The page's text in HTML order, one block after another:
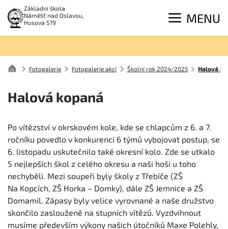
Základní škola
Náměšť nad Oslavou,
Husova 579
MENU
Fotogalerie Fotogalerie akcí Školní rok 2024/2025 Halová
Halová kopaná
Po vítězství v okrskovém kole, kde se chlapcům z 6. a 7.
ročníku povedlo v konkurenci 6 týmů vybojovat postup, se
6. listopadu uskutečnilo také okresní kolo. Zde se utkalo
5 nejlepších škol z celého okresu a naši hoši u toho
nechyběli. Mezi soupeři byly školy z Třebíče (ZŠ
Na Kopcích, ZŠ Horka – Domky), dále ZŠ Jemnice a ZŠ
Domamil. Zápasy byly velice vyrovnané a naše družstvo
skončilo zaslouženě na stupních vítězů. Vyzdvihnout
musíme především výkony našich útočníků Maxe Polehly,